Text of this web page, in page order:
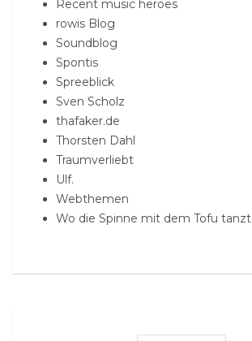
Recent music heroes
rowis Blog
Soundblog
Spontis
Spreeblick
Sven Scholz
thafaker.de
Thorsten Dahl
Traumverliebt
Ulf.
Webthemen
Wo die Spinne mit dem Tofu tanzt